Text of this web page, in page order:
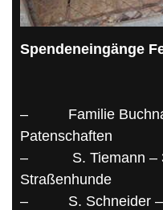
Spendeneingänge
–
Familie
Patenschaften
– S. Tiemann –
Straßenhunde
–
S. Schneider